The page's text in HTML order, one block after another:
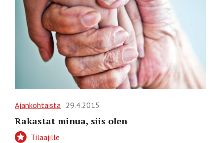
Ajankohtaista 29.4.2015
Rakastat minua, siis olen
Tilaajille